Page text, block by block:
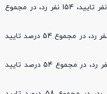
15- استان سیستان و بلوچستان؛ 126 نفر تایید، 154 نفر رد، در مجموع
16- استان فارس؛ 390 نفر تایید،‌ 279 نفر رد، در مجموع 54 درصد تایید
17- استان قزوین؛ 83 نفر تایید، 63 نفر رد، در مجموع 54 درصد تایید